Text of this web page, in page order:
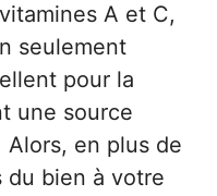
A et C,
seulement
pour la
une source
Alors, en plus de
du bien à votre